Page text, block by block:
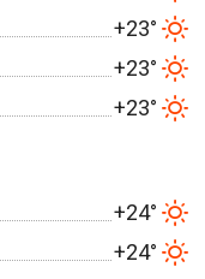
+23°
+23°
+23°
+24°
+24°